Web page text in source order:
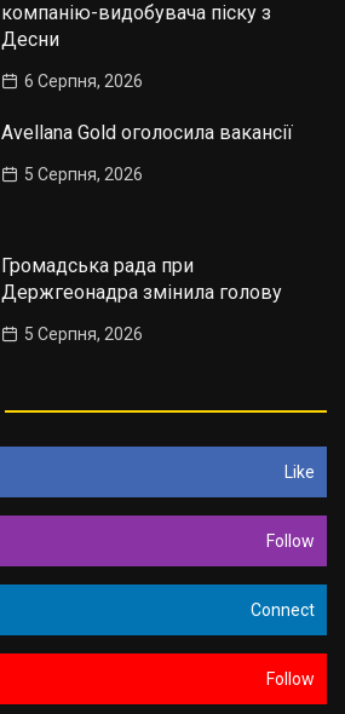
компанію-видобувача піску з
Десни
6 Серпня, 2026
Avellana Gold оголосила вакансії
5 Серпня, 2026
Громадська рада при
Держгеонадра змінила голову
5 Серпня, 2026
Like
Follow
Connect
Follow